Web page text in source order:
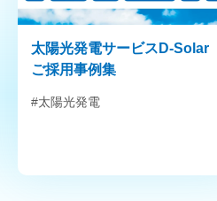
太陽光発電サービスD-Solar
ご採用事例集
#太陽光発電